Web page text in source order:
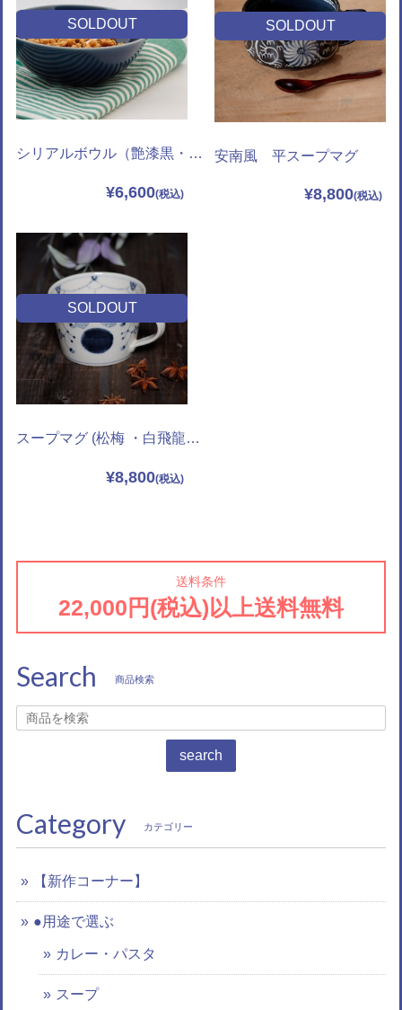
SOLDOUT
シリアルボウル（艶漆黒・深瑠璃・白）
¥6,600
SOLDOUT
安南風 平スープマグ
¥8,800
SOLDOUT
スープマグ (松梅 ・白飛龍・瓔珞youraku）各1客
¥8,800
送料条件
22,000円(税込)以上送料無料
Search 商品検索
search
Category カテゴリー
【新作コーナー】
●用途で選ぶ
カレー・パスタ
スープ